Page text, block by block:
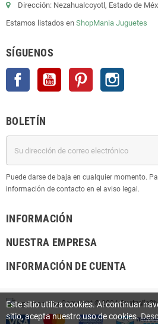
Dirección: Nezahualcoyotl, Estado de
Estamos listados en ShopMania Juguetes
SÍGUENOS
Facebook YouTube Pinterest
BOLETÍN
Puede darse de baja en cualquier momento.
información de contacto en el aviso legal.
INFORMACIÓN
NUESTRA EMPRESA
INFORMACIÓN DE CUENTA
Copyright © 2024
Este sitio utiliza cookies. Al continuar
sitio, acepta nuestro uso de cookies.